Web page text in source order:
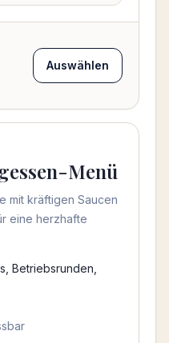
Auswählen
Menü
mit kräftigen Saucen
eine herzhafte
Betriebsrunden,